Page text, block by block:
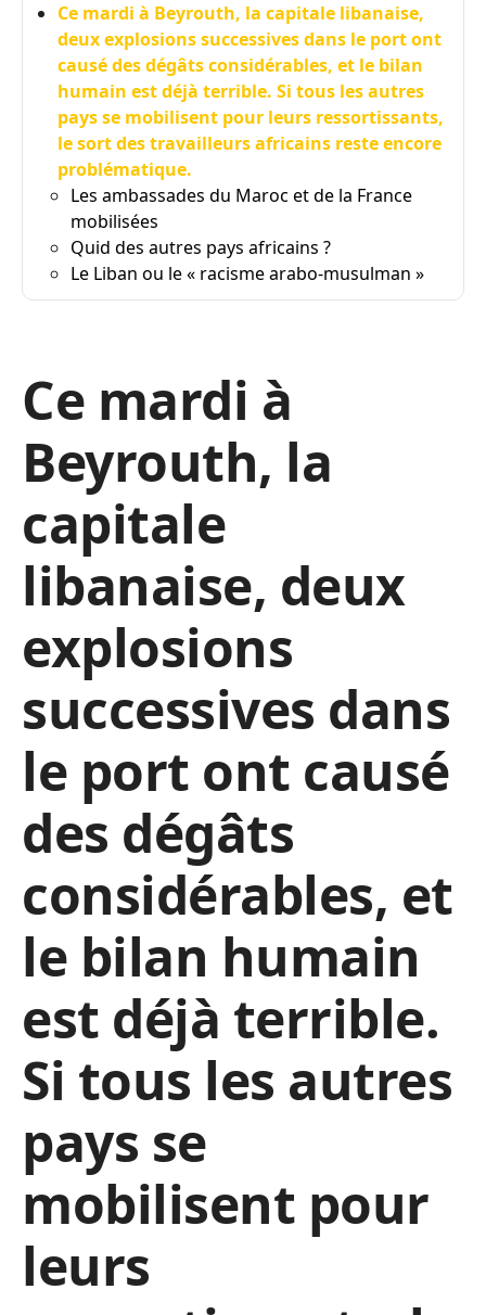
Ce mardi à Beyrouth, la capitale libanaise,
deux explosions successives dans le port ont
causé des dégâts considérables, et le bilan
humain est déjà terrible. Si tous les autres
pays se mobilisent pour leurs ressortissants,
le sort des travailleurs africains reste encore
problématique.
Les ambassades du Maroc et de la France
mobilisées
Quid des autres pays africains ?
Le Liban ou le « racisme arabo-musulman »
Ce mardi à
Beyrouth, la
capitale
libanaise, deux
explosions
successives dans
le port ont causé
des dégâts
considérables, et
le bilan humain
est déjà terrible.
Si tous les autres
pays se
mobilisent pour
leurs